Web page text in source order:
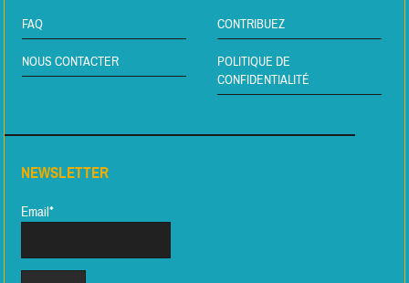
FAQ CONTRIBUEZ
NOUS CONTACTER
POLITIQUE DE
CONFIDENTIALITÉ
NEWSLETTER
Email*